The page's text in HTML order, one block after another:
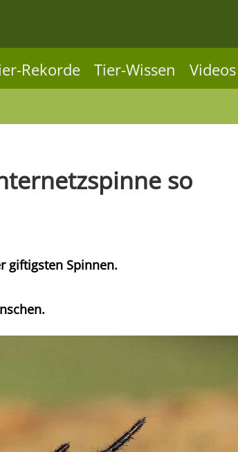
Rekorde Tier-Wissen Videos
so
giftigsten Spinnen.